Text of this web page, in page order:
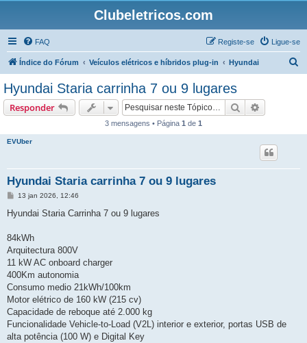
Clubeletricos.com
FAQ Ligue-se
Registe-se
Índice do Fórum Veículos elétricos e híbridos plug-in Hyundai
Hyundai Staria carrinha 7 ou 9 lugares
Responder Pesquisar
3 mensagens • Página 1 de 1
EVUber
Hyundai Staria carrinha 7 ou 9 lugares
M
n
s
g
m
13 jan 2026, 12:46
Hyundai Staria Carrinha 7 ou 9 lugares
84kWh
Arquitectura 800V
11 kW AC onboard charger
400Km autonomia
Consumo medio 21kWh/100km
Motor elétrico de 160 kW (215 cv)
Capacidade de reboque até 2.000 kg
Funcionalidade Vehicle-to-Load (V2L) interior e exterior, portas USB de
alta potência (100 W) e Digital Key